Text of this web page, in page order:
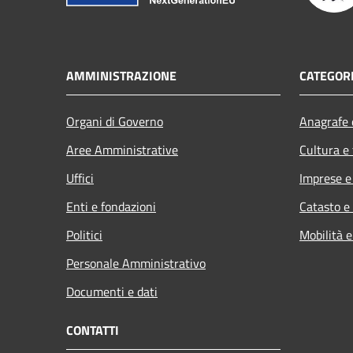
AMMINISTRAZIONE
Organi di Governo
Aree Amministrative
Uffici
Enti e fondazioni
Politici
Personale Amministrativo
Documenti e dati
Cultura
Imprese
Catasto
Mobilità
CONTATTI